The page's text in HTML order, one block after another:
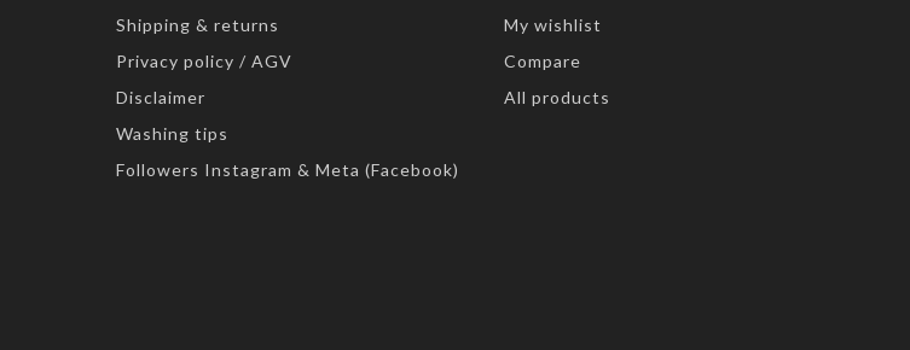
Shipping & returns
Privacy policy / AGV
Disclaimer
Washing tips
Followers Instagram & Meta (Facebook)
My wishlist
Compare
All products